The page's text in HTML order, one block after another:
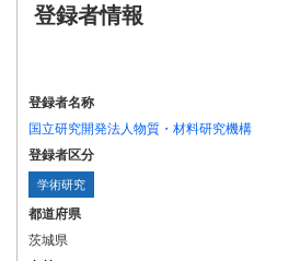
登録者情報
登録者名称
国立研究開発法人物質・材料研究機構
登録者区分
学術研究
都道府県
茨城県